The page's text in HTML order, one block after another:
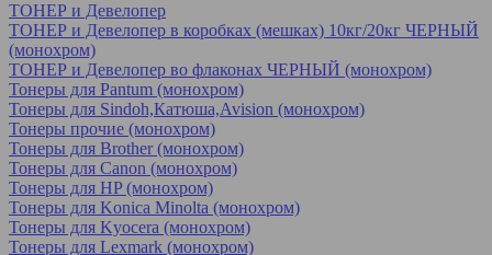
ТОНЕР и Девелопер
ТОНЕР и Девелопер в коробках (мешках) 10кг/20кг ЧЕРНЫЙ
(монохром)
ТОНЕР и Девелопер во флаконах ЧЕРНЫЙ (монохром)
Тонеры для Pantum (монохром)
Тонеры для Sindoh,Катюша,Avision (монохром)
Тонеры прочие (монохром)
Тонеры для Brother (монохром)
Тонеры для Canon (монохром)
Тонеры для HP (монохром)
Тонеры для Konica Minolta (монохром)
Тонеры для Kyocera (монохром)
Тонеры для Lexmark (монохром)